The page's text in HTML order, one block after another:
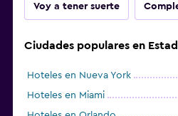
Voy a tener suerte
Ciudades populares en
Hoteles en Nueva York
Hoteles en Miami